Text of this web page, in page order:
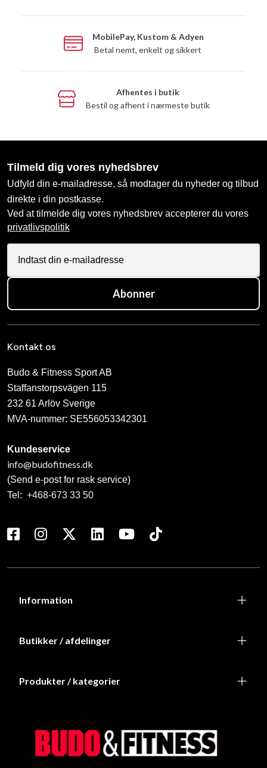
MobilePay, Kustom & Adyen
Betal nemt, enkelt og sikkert
Afhentes i butik
Bestil og afhent i nærmeste butik
Tilmeld dig vores nyhedsbrev
Udfyld din e-mailadresse, så modtager du nyheder og tilbud
direkte i din postkasse.
Ved at tilmelde dig vores nyhedsbrev accepterer du vores
privatlivspolitik
Abonner
Kontakt os
Budo & Fitness Sport AB
Staffanstorpsvägen 115
232 61 Arlöv Sverige
MVA-nummer: SE556053342301
Kundeservice
info@budofitness.dk
(Send e-post for rask service)
Tel: +468-673 33 50
Information
Butikker / afdelinger
Produkter / kategorier